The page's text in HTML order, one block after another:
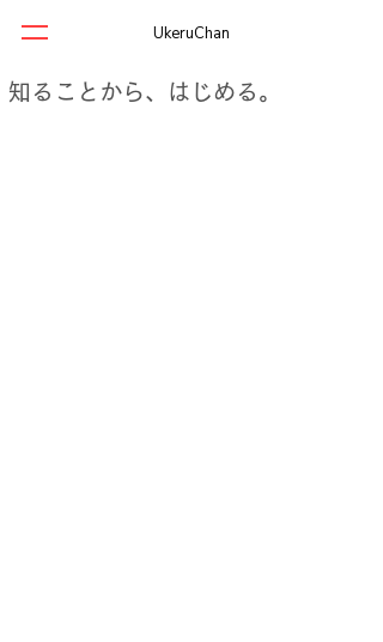
UkeruChan
知ることから、はじめる。